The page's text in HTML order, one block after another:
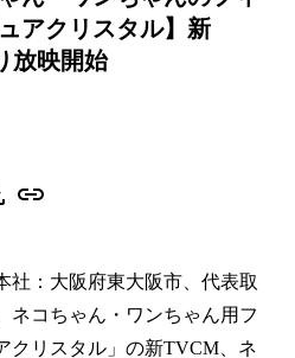
アクリスタル】新
放映開始
社：大阪府東大阪市、代表取
ネコちゃん・ワンちゃん用フ
クリスタル」の新TVCM、ネ